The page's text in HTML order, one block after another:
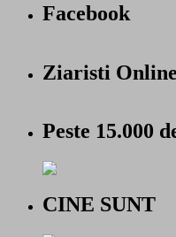
Facebook
Ziaristi Online
Peste 15.000
CINE SUNT